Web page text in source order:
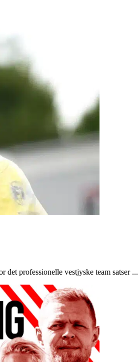
professionelle vestjyske team satser ...